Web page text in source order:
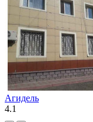
Агидель
4.1